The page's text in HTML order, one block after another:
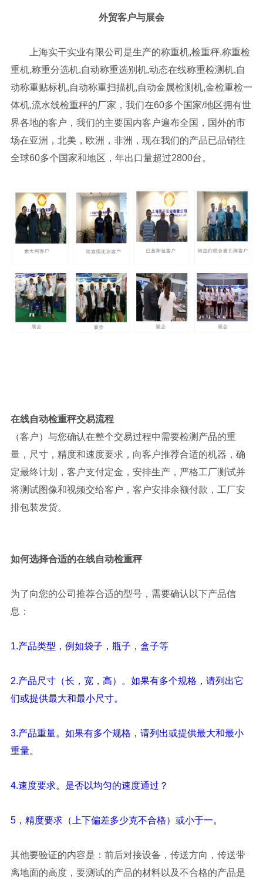
外贸客户与展会
上海实干实业有限公司是生产的称重机,检重秤,称重检
重机,称重分选机,自动称重选别机,动态在线称重检测机,自
动称重贴标机,自动称重扫描机,自动金属检测机,金检重检一
体机,流水线检重秤的厂家，我们在60多个国家/地区拥有世
界各地的客户，我们的主要国内客户遍布全国，国外的市
场在亚洲，北美，欧洲，非洲，现在我们的产品已品销往
全球60多个国家和地区，年出口量超过2800台。
在线自动检重秤交易流程
（客户）与您确认在整个交易过程中需要检测产品的重
量，尺寸，精度和速度要求，向客户推荐合适的机器，确
定最终计划，客户支付定金，安排生产，严格工厂测试并
将测试图像和视频交给客户，客户安排余额付款，工厂安
排包装发货。
如何选择合适的在线自动检重秤
为了向您的公司推荐合适的型号，需要确认以下产品信
息：
1.产品类型，例如袋子，瓶子，盒子等
2.产品尺寸（长，宽，高）。如果有多个规格，请列出它
们或提供最大和最小尺寸。
3.产品重量。如果有多个规格，请列出或提供最大和最小
重量。
4.速度要求。是否以均匀的速度通过？
5，精度要求（上下偏差多少克不合格）或小于一。
其他要验证的内容是：前后对接设备，传送方向，传送带
离地面的高度，要测试的产品的材料以及不合格的产品是